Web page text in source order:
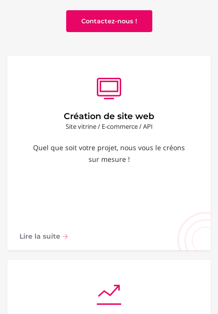
Contactez-nous !
Création de site web
Site vitrine / E-commerce / API
Quel que soit votre projet, nous vous le créons
sur mesure !
Lire la suite